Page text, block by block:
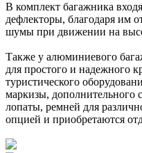
В комплект багажника
дефлекторы, благодаря им
шумы при движении на
Также у алюминиевого
для простого и надежного
туристического
маркизы, дополнительного
лопаты, ремней для
опцией и приобретаются